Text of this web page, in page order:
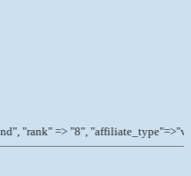
=> "8",